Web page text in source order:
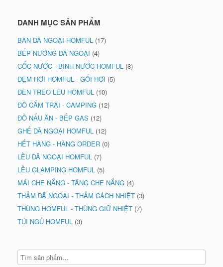
DANH MỤC SẢN PHẨM
BÀN DÃ NGOẠI HOMFUL (17)
BẾP NƯỚNG DÃ NGOẠI (4)
CỐC NƯỚC - BÌNH NƯỚC HOMFUL (8)
ĐỆM HƠI HOMFUL - GỐI HƠI (5)
ĐÈN TREO LỀU HOMFUL (10)
ĐỒ CẮM TRẠI - CAMPING (12)
ĐỒ NẤU ĂN - BẾP GAS (12)
GHẾ DÃ NGOẠI HOMFUL (12)
HẾT HÀNG - HÀNG ORDER (0)
LỀU DÃ NGOẠI HOMFUL (7)
LỀU GLAMPING HOMFUL (5)
MÁI CHE NẮNG - TĂNG CHE NẮNG (4)
THẢM DÃ NGOẠI - THẢM CÁCH NHIỆT (3)
THÙNG HOMFUL - THÙNG GIỮ NHIỆT (7)
TÚI NGỦ HOMFUL (3)